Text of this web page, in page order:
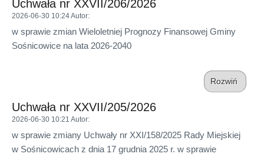
Uchwała nr XXVII/206/2026
2026-06-30 10:24Autor:
w sprawie zmian Wieloletniej Prognozy Finansowej Gminy
Sośnicowice na lata 2026-2040
Rozwiń
Uchwała nr XXVII/205/2026
2026-06-30 10:21 Autor:
w sprawie zmiany Uchwały nr XXI/158/2025 Rady Miejskiej
w Sośnicowicach z dnia 17 grudnia 2025 r. w sprawie